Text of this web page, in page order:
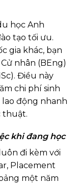
học Anh
tạo tối ưu.
gia khác, bạn
nhân (BEng)
Điều này
chi phí sinh
động nhanh
thuật.
khi đang học
đi kèm với
Placement
một năm